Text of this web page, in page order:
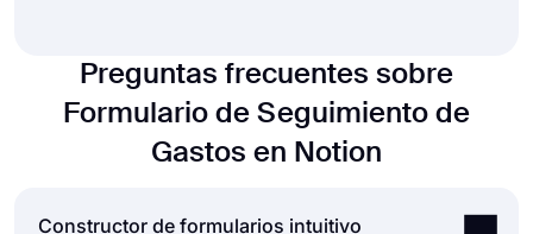
Preguntas frecuentes sobre
Formulario de Seguimiento de
Gastos en Notion
Constructor de formularios intuitivo